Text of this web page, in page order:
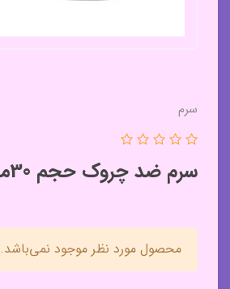
سرم
سرم ضد چروک حجم 30میلی لیتر
محصول مورد نظر موجود نمی‌باشد.